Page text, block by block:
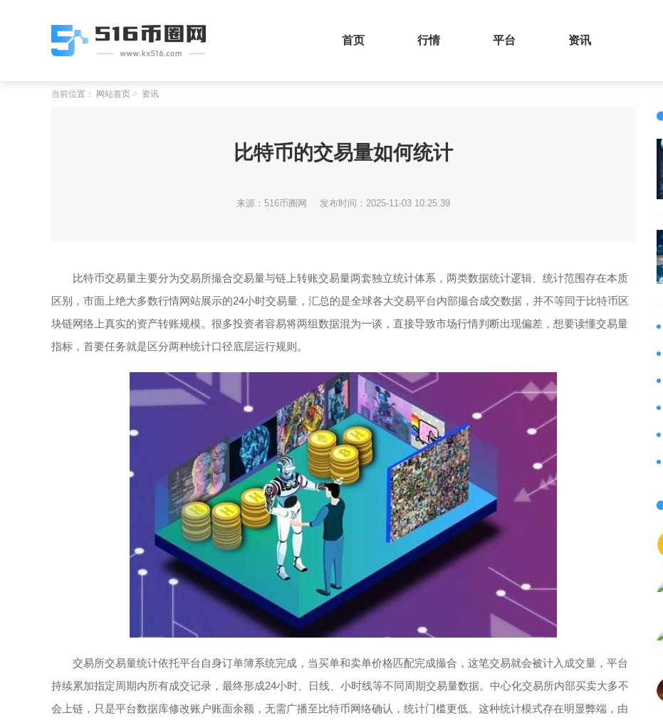
首页 行情 平台 资讯
当前位置： 网站首页 资讯
比特币的交易量如何统计
来源：516币圈网 发布时间：2025-11-03 10:25:39
比特币交易量主要分为交易所撮合交易量与链上转账交易量两套独立统计体系，两类数据统计逻辑、统计范围存在本质
区别，市面上绝大多数行情网站展示的24小时交易量，汇总的是全球各大交易平台内部撮合成交数据，并不等同于比特币区
块链网络上真实的资产转账规模。很多投资者容易将两组数据混为一谈，直接导致市场行情判断出现偏差，想要读懂交易量
指标，首要任务就是区分两种统计口径底层运行规则。
交易所交易量统计依托平台自身订单簿系统完成，当买单和卖单价格匹配完成撮合，这笔交易就会被计入成交量，平台
持续累加指定周期内所有成交记录，最终形成24小时、日线、小时线等不同周期交易量数据。中心化交易所内部买卖大多不
会上链，只是平台数据库修改账户账面余额，无需广播至比特币网络确认，统计门槛更低。这种统计模式存在明显弊端，由